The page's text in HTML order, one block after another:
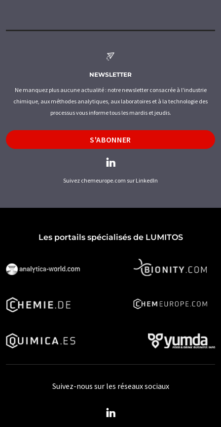
NEWSLETTER
Ne manquez plus aucune actualité : notre newsletter consacrée à l'industrie
chimique, aux méthodes analytiques, aux laboratoires et à la technologie des
processus vous informe tous les mardis et jeudis.
S'ABONNER
Suivez chemeurope.com sur LinkedIn
Les portails spécialisés de LUMITOS
Suivez-nous sur les réseaux sociaux